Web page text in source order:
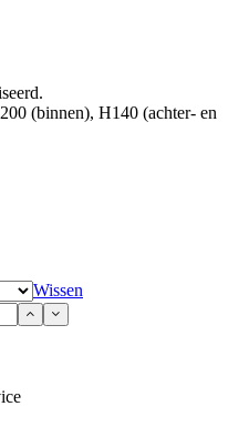
(binnen), H140 (achter- en
Wissen